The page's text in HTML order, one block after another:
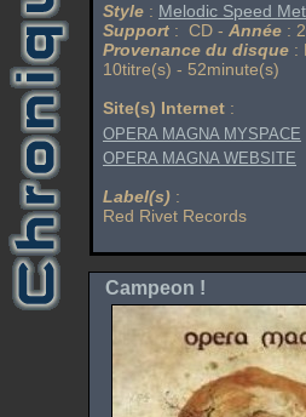
Style : Melodic Speed
Support : CD - Année :
Provenance du disque :
10titre(s) - 52minute(s)
Site(s) Internet :
OPERA MAGNA MYSPACE
OPERA MAGNA WEBSITE
Label(s) :
Red Rivet Records
Campeon !